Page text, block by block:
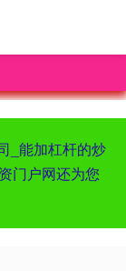
_能加杠杆的炒
门户网还为您